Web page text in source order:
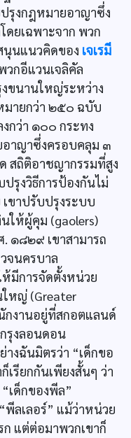
รุงกฎหมายอาญาซึ่ง
ดยเฉพาะจาก พวก
นุนแนวคิดของ เจเรมี
วกอีแวนเจลิคัล
ขนานใหญ่ระหว่าง
ายกว่า ๒๕๐ ฉบับ
กว่า ๑๐๐ กระทง
าญาซึ่งครอบคลุม ๓
สถิติอาชญากรรมที่สูง
รุงวิธีการป้องกันไม่
ขาปรับปรุงระบบ
นให้ผู้คุม (gaolers)
๑๘๒๙ เขาสามารถ
จนครบาล
ห้มีการจัดตั้งหน่วย
หญ่ (Greater
กงานอยู่ที่สกอตแลนด์
รุงลอนดอน
งฉันมิตรว่า “เด็กขอ
เรียกกันเพียงสั้นๆ ว่า
เด็กของพีล”
พีลเลอร์” แม้ว่าหน่วย
แต่ต่อมาพวกเขาก็